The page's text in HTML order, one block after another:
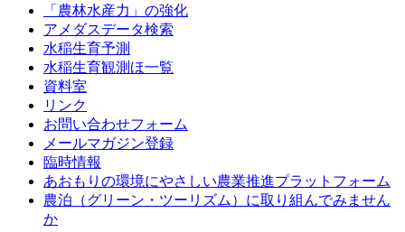
「農林水産力」の強化
アメダスデータ検索
水稲生育予測
水稲生育観測ほ一覧
資料室
リンク
お問い合わせフォーム
メールマガジン登録
臨時情報
あおもりの環境にやさしい農業推進プラットフォーム
農泊（グリーン・ツーリズム）に取り組んでみません
か